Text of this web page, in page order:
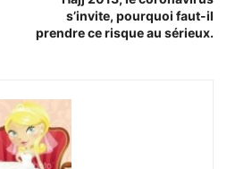
s’invite, pourquoi faut-il
prendre ce risque au sérieux.